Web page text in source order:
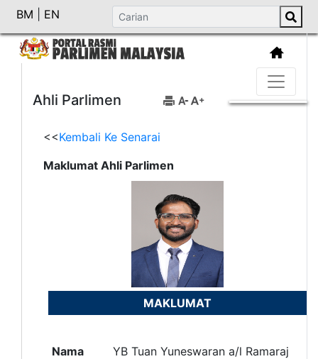
BM EN
Ahli Parlimen
<<Kembali Ke Senarai
Maklumat Ahli Parlimen
MAKLUMAT
Nama
YB Tuan Yuneswaran a/l Ramaraj